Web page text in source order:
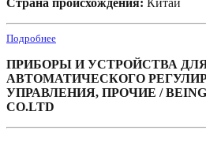
Подробнее
ПРИБОРЫ И УСТРОЙСТВА
АВТОМАТИЧЕСКОГО
УПРАВЛЕНИЯ, ПРОЧИЕ / BEING
CO.LTD